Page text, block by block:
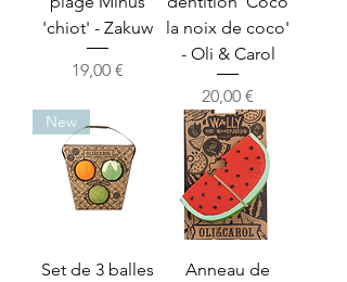
'chiot' - Zakuw
Prix
19,00 €
la noix de coco'
- Oli & Carol
Prix
20,00 €
New
Set de 3 balles
Anneau de